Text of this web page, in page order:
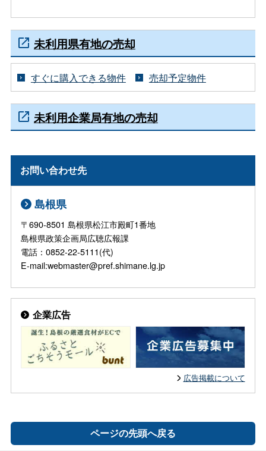
未利用県有地の売却
すぐに購入できる物件 売却予定物件
未利用企業局有地の売却
お問い合わせ先
島根県
〒690-8501 島根県松江市殿町1番地
島根県政策企画局広聴広報課
電話：0852-22-5111(代)
E-mail:webmaster@pref.shimane.lg.jp
企業広告
広告掲載について
ページの先頭へ戻る